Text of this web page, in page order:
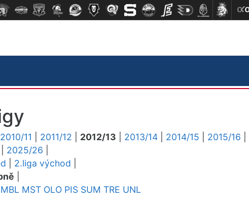
2010/11 2011/12 2012/13 2013/14 2014/15 2015/16
2025/26
2.liga východ
MBL MST OLO PIS SUM TRE UNL